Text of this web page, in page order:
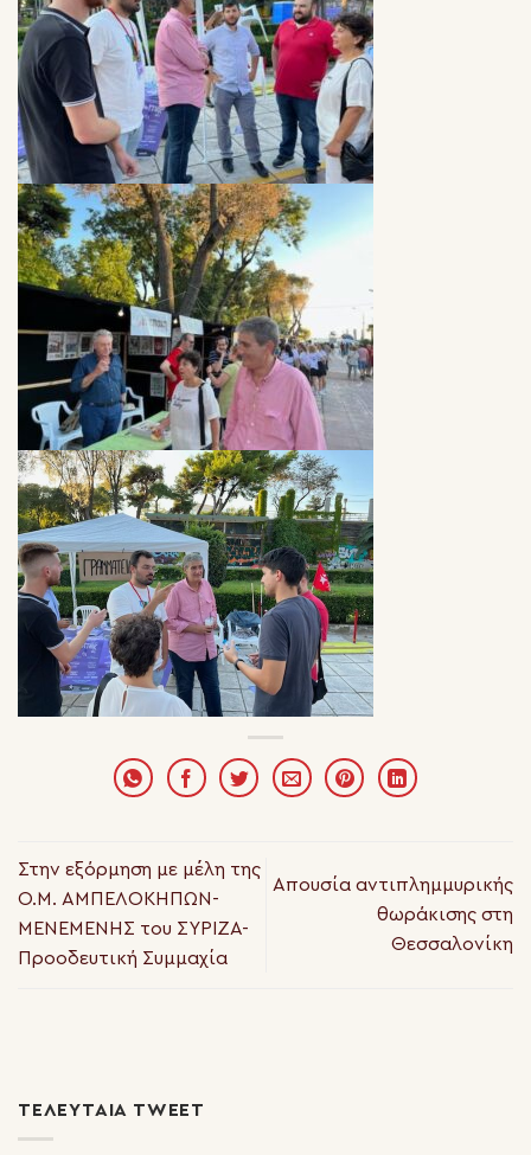
Στην εξόρμηση με μέλη της
Ο.Μ. ΑΜΠΕΛΟΚΗΠΩΝ-
ΜΕΝΕΜΕΝΗΣ του ΣΥΡΙΖΑ-
Προοδευτική Συμμαχία
Απουσία αντιπλημμυρικής
θωράκισης στη
Θεσσαλονίκη
ΤΕΛΕΥΤΑΊΑ TWEET